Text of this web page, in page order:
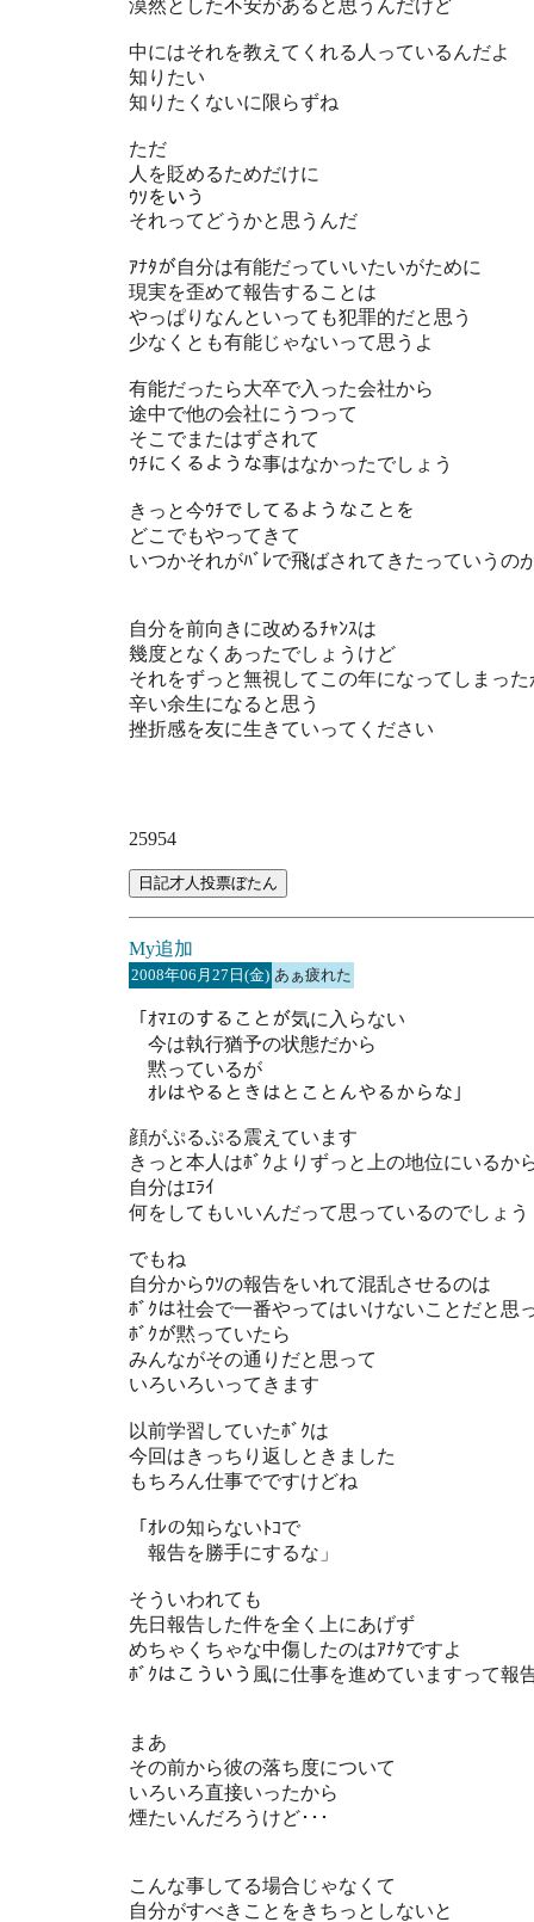
漠然とした不安があると思うんだけど
中にはそれを教えてくれる人っているんだよ
知りたい
知りたくないに限らずね
ただ
人を貶めるためだけに
ｳｿをいう
それってどうかと思うんだ
ｱﾅﾀが自分は有能だっていいたいがために
現実を歪めて報告することは
やっぱりなんといっても犯罪的だと思う
少なくとも有能じゃないって思うよ
有能だったら大卒で入った会社から
途中で他の会社にうつって
そこでまたはずされて
ｳﾁにくるような事はなかったでしょう
きっと今ｳﾁでしてるようなことを
どこでもやってきて
いつかそれがﾊﾞﾚで飛ばされてきたっていうの
自分を前向きに改めるﾁｬﾝｽは
幾度となくあったでしょうけど
それをずっと無視してこの年になってしまった
辛い余生になると思う
挫折感を友に生きていってください
25954
My追加
2008年06月27日(金) あぁ疲れた
「ｵﾏｴのすることが気に入らない
今は執行猶予の状態だから
黙っているが
ｵﾚはやるときはとことんやるからな」
顔がぷるぷる震えています
きっと本人はﾎﾞｸよりずっと上の地位にいるか
自分はｴﾗｲ
何をしてもいいんだって思っているのでしょう
でもね
自分からｳｿの報告をいれて混乱させるのは
ﾎﾞｸは社会で一番やってはいけないことだと思
ﾎﾞｸが黙っていたら
みんながその通りだと思って
いろいろいってきます
以前学習していたﾎﾞｸは
今回はきっちり返しときました
もちろん仕事でですけどね
「ｵﾚの知らないﾄｺで
報告を勝手にするな」
そういわれても
先日報告した件を全く上にあげず
めちゃくちゃな中傷したのはｱﾅﾀですよ
ﾎﾞｸはこういう風に仕事を進めていますって報
まあ
その前から彼の落ち度について
いろいろ直接いったから
煙たいんだろうけど･･･
こんな事してる場合じゃなくて
自分がすべきことをきちっとしないと